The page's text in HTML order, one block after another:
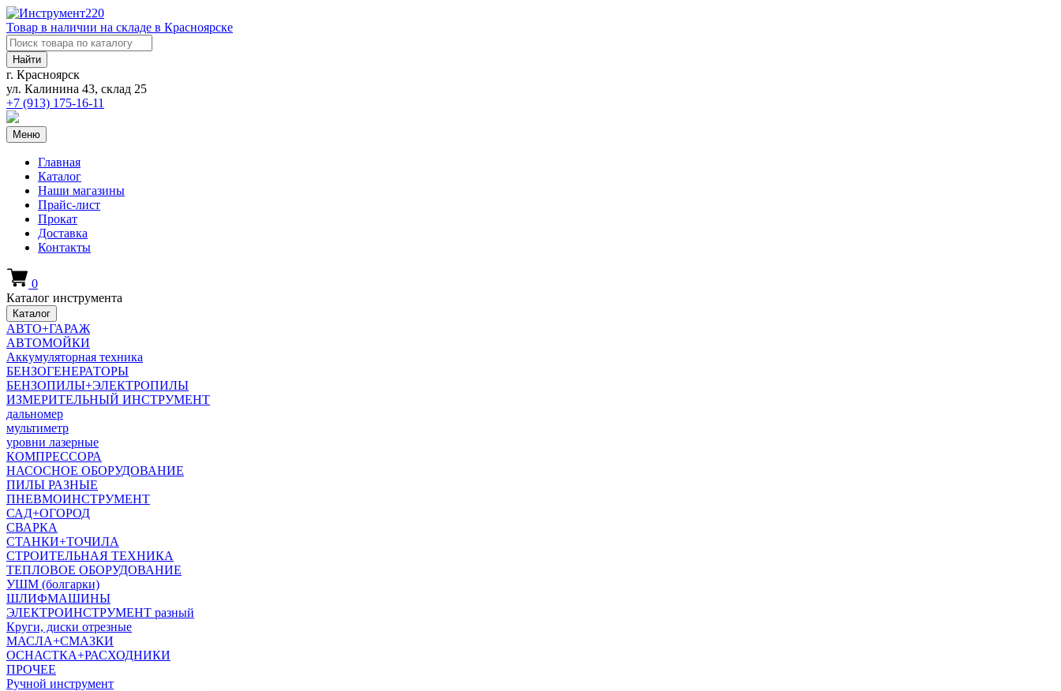
Товар в наличии на складе в Красноярске
Найти
г. Красноярск
ул. Калинина 43, склад 25
+7 (913) 175-16-11
Меню
Главная
Каталог
Наши магазины
Прайс-лист
Прокат
Доставка
Контакты
0
Каталог инструмента
Каталог
АВТО+ГАРАЖ
АВТОМОЙКИ
Аккумуляторная техника
БЕНЗОГЕНЕРАТОРЫ
БЕНЗОПИЛЫ+ЭЛЕКТРОПИЛЫ
ИЗМЕРИТЕЛЬНЫЙ ИНСТРУМЕНТ
дальномер
мультиметр
уровни лазерные
КОМПРЕССОРА
НАСОСНОЕ ОБОРУДОВАНИЕ
ПИЛЫ РАЗНЫЕ
ПНЕВМОИНСТРУМЕНТ
САД+ОГОРОД
СВАРКА
СТАНКИ+ТОЧИЛА
СТРОИТЕЛЬНАЯ ТЕХНИКА
ТЕПЛОВОЕ ОБОРУДОВАНИЕ
УШМ (болгарки)
ШЛИФМАШИНЫ
ЭЛЕКТРОИНСТРУМЕНТ разный
Круги, диски отрезные
МАСЛА+СМАЗКИ
ОСНАСТКА+РАСХОДНИКИ
ПРОЧЕЕ
Ручной инструмент